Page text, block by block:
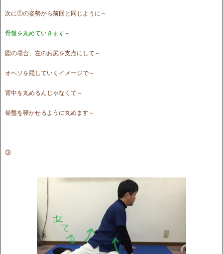
次に①の姿勢から前回と同じように～
骨盤を丸めていきます～
図の場合、左のお尻を支点にして～
オヘソを隠していくイメージで～
背中を丸めるんじゃなくて～
骨盤を寝かせるように丸めます～
③